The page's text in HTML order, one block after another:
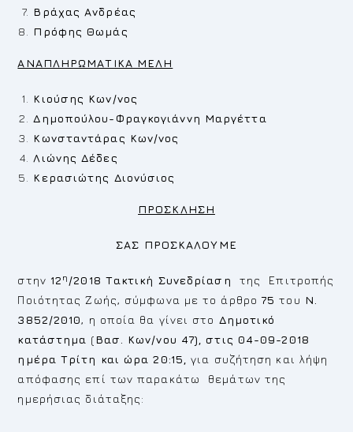
Βράχας Ανδρέας
Πρόφης Θωμάς
ΑΝΑΠΛΗΡΩΜΑΤΙΚΑ ΜΕΛΗ
Κιούσης Κων/νος
Δημοπούλου-Φραγκογιάννη Μαργέττα
Κωνσταντάρας Κων/νος
Λιώνης Δέδες
Κερασιώτης Διονύσιος
ΠΡΟΣΚΛΗΣΗ
ΣΑΣ ΠΡΟΣΚΑΛΟΥΜΕ
στην 12 η /2018 Τακτική Συνεδρίαση της Επιτροπής
Ποιότητας Ζωής, σύμφωνα με το άρθρο75του Ν.
3852/2010, η οποία θα γίνει στο Δημοτικό
κατάστημα (Βασ. Κων/νου 47), στις 04-09-2018
ημέρα Τρίτη και ώρα 20:15, για συζήτηση και λήψη
απόφασης επί των παρακάτω θεμάτων της
ημερήσιας διάταξης: